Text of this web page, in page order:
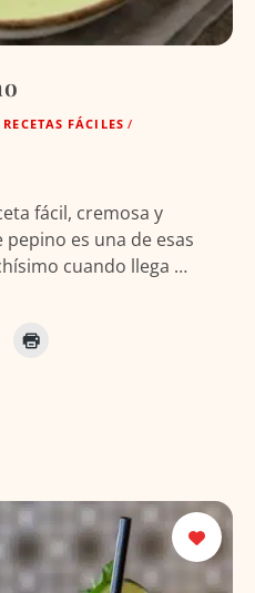
RECETAS FÁCILES /
fácil, cremosa y
es una de esas
cuando llega …